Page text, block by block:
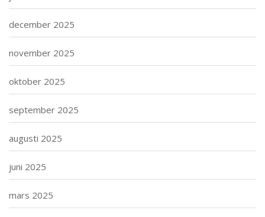
december 2025
november 2025
oktober 2025
september 2025
augusti 2025
juni 2025
mars 2025